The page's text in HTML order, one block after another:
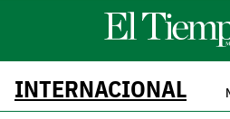
INTERNACIONAL